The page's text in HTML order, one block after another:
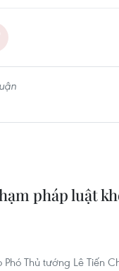
pháp luật
Thủ tướng Lê Tiến